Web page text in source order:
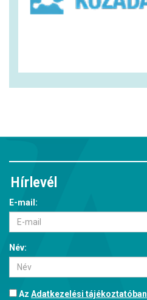
Hírlevél
E-mail:
Név:
Az Adatkezelési tájékoztatóban